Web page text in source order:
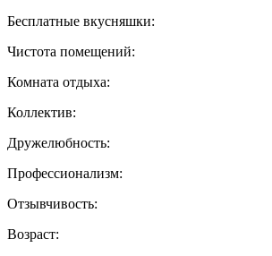
Бесплатные вкусняшки:
Чистота помещений:
Комната отдыха:
Коллектив:
Дружелюбность:
Профессионализм:
Отзывчивость:
Возраст: